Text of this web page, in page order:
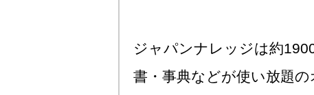
ジャパンナレッジは約
書・事典などが使い放題